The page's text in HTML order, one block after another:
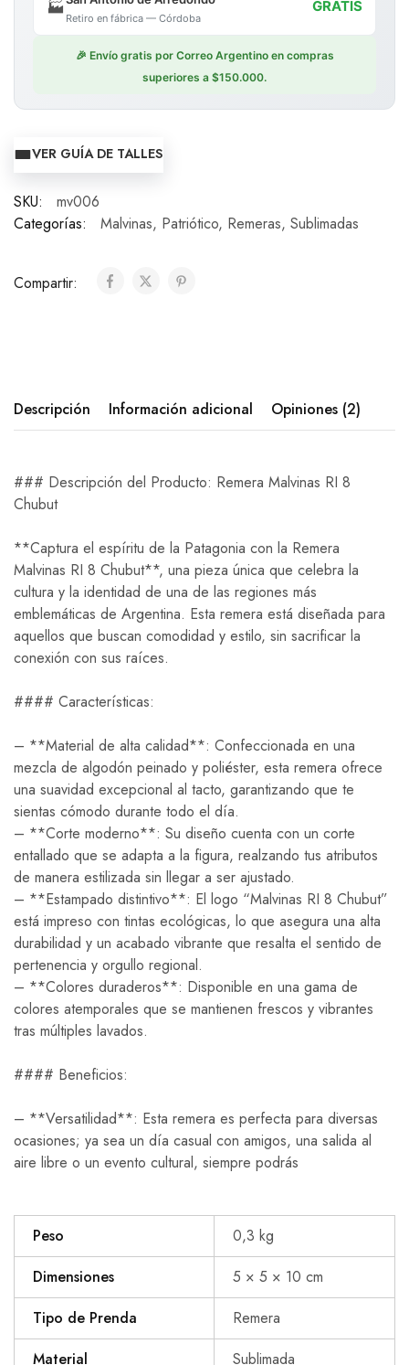
🏭
Retiro en fábrica — Córdoba
GRATIS
🎉 Envío gratis por Correo Argentino en compras
superiores a $150.000.
VER GUÍA DE TALLES
SKU:
mv006
Categorías:
Malvinas, Patriótico, Remeras, Sublimadas
Compartir:
Descripción Información adicional Opiniones (2)
### Descripción del Producto: Remera Malvinas RI 8
Chubut
**Captura el espíritu de la Patagonia con la Remera
Malvinas RI 8 Chubut**, una pieza única que celebra la
cultura y la identidad de una de las regiones más
emblemáticas de Argentina. Esta remera está diseñada para
aquellos que buscan comodidad y estilo, sin sacrificar la
conexión con sus raíces.
#### Características:
– **Material de alta calidad**: Confeccionada en una
mezcla de algodón peinado y poliéster, esta remera ofrece
una suavidad excepcional al tacto, garantizando que te
sientas cómodo durante todo el día.
– **Corte moderno**: Su diseño cuenta con un corte
entallado que se adapta a la figura, realzando tus atributos
de manera estilizada sin llegar a ser ajustado.
– **Estampado distintivo**: El logo “Malvinas RI 8 Chubut”
está impreso con tintas ecológicas, lo que asegura una alta
durabilidad y un acabado vibrante que resalta el sentido de
pertenencia y orgullo regional.
– **Colores duraderos**: Disponible en una gama de
colores atemporales que se mantienen frescos y vibrantes
tras múltiples lavados.
#### Beneficios:
– **Versatilidad**: Esta remera es perfecta para diversas
ocasiones; ya sea un día casual con amigos, una salida al
aire libre o un evento cultural, siempre podrás
Peso
0,3 kg
Dimensiones
5 × 5 × 10 cm
Tipo de Prenda
Remera
Material
Sublimada